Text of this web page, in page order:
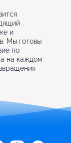
и
Мы готовы
по
на каждом